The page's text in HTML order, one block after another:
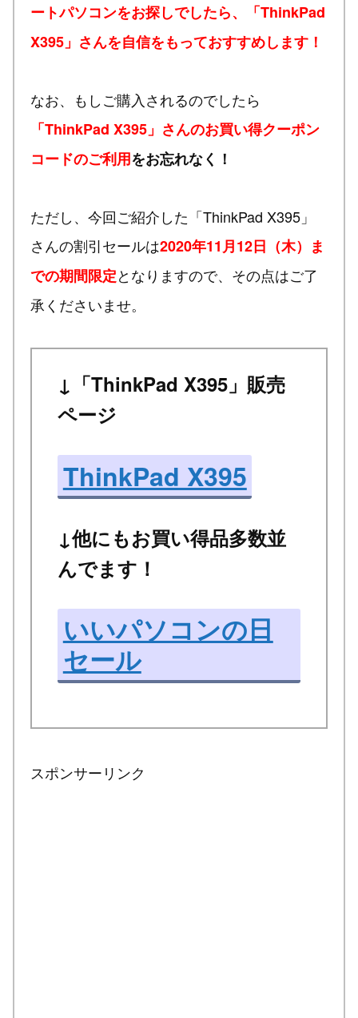
ートパソコンをお探しでしたら、「ThinkPad
X395」さんを自信をもっておすすめします！
なお、もしご購入されるのでしたら
「ThinkPad X395」さんのお買い得クーポン
コードのご利用をお忘れなく！
ただし、今回ご紹介した「ThinkPad X395」
さんの割引セールは2020年11月12日（木）ま
での期間限定となりますので、その点はご了
承くださいませ。
↓「ThinkPad X395」販売
ページ
ThinkPad X395
↓他にもお買い得品多数並
んでます！
いいパソコンの日
セール
スポンサーリンク